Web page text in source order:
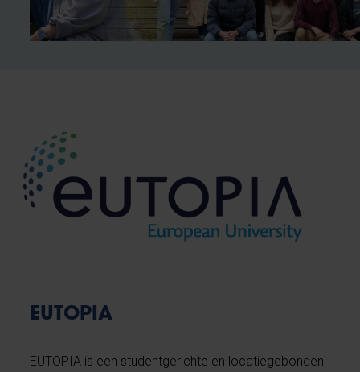
EUTOPIA
EUTOPIA is een studentgerichte en locatiegebonden